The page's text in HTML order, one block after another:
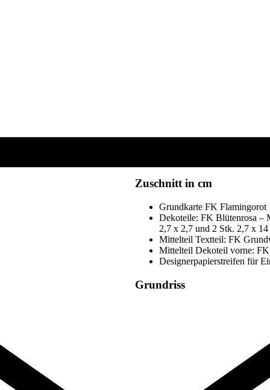
Zuschnitt in cm
Grundkarte FK Flamingorot
Dekoteile: FK Blütenrosa –
2,7 x 2,7 und 2 Stk. 2,7 x 14
Mittelteil Textteil: FK
Mittelteil Dekoteil vorne:
Designerpapierstreifen für
Grundriss